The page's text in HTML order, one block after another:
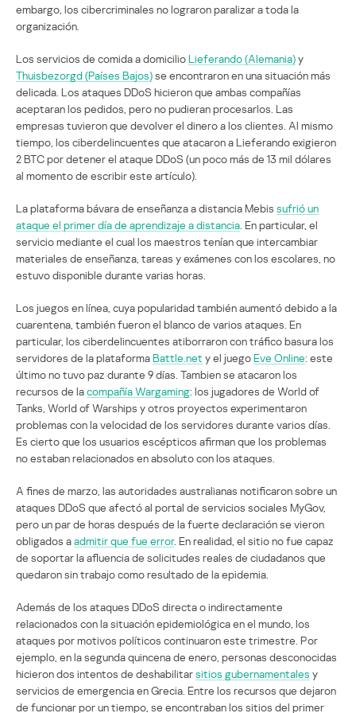
embargo, los cibercriminales no lograron paralizar a toda la
organización.
Los servicios de comida a domicilioLieferando (Alemania)y
Thuisbezorgd (Países Bajos)se encontraron en una situación más
delicada. Los ataques DDoS hicieron que ambas compañías
aceptaran los pedidos, pero no pudieran procesarlos. Las
empresas tuvieron que devolver el dinero a los clientes. Al mismo
tiempo, los ciberdelincuentes que atacaron a Lieferando exigieron
2 BTC por detener el ataque DDoS (un poco más de 13 mil dólares
al momento de escribir este artículo).
La plataforma bávara de enseñanza a distancia Mebis sufrió un
ataque el primer día de aprendizaje a distancia . En particular, el
servicio mediante el cual los maestros tenían que intercambiar
materiales de enseñanza, tareas y exámenes con los escolares, no
estuvo disponible durante varias horas.
Los juegos en línea, cuya popularidad también aumentó debido a la
cuarentena, también fueron el blanco de varios ataques. En
particular, los ciberdelincuentes atiborraron con tráfico basura los
servidores de la plataformaBattle.net y el juegoEve Online: este
último no tuvo paz durante 9 días. Tambien se atacaron los
recursos de lacompañía Wargaming: los jugadores de World of
Tanks, World of Warships y otros proyectos experimentaron
problemas con la velocidad de los servidores durante varios días.
Es cierto que los usuarios escépticos afirman que los problemas
no estaban relacionados en absoluto con los ataques.
A fines de marzo, las autoridades australianas notificaron sobre un
ataques DDoS que afectó al portal de servicios sociales MyGov,
pero un par de horas después de la fuerte declaración se vieron
obligados aadmitir que fue error. En realidad, el sitio no fue capaz
de soportar la afluencia de solicitudes reales de ciudadanos que
quedaron sin trabajo como resultado de la epidemia.
Además de los ataques DDoS directa o indirectamente
relacionados con la situación epidemiológica en el mundo, los
ataques por motivos políticos continuaron este trimestre. Por
ejemplo, en la segunda quincena de enero, personas desconocidas
hicieron dos intentos de deshabilitarsitios gubernamentales y
servicios de emergencia en Grecia. Entre los recursos que dejaron
de funcionar por un tiempo, se encontraban los sitios del primer